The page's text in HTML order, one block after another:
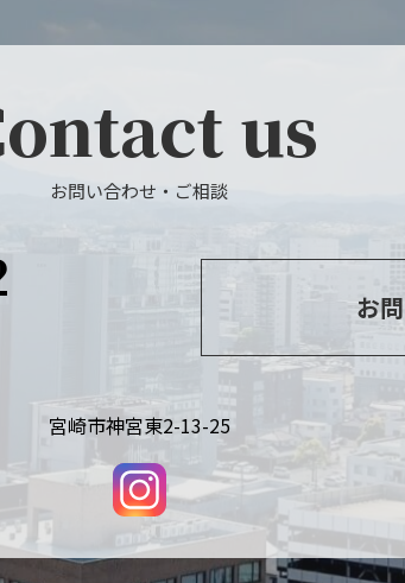
us
お問い合わせ・ご相談
お
宮崎市神宮東2-13-25